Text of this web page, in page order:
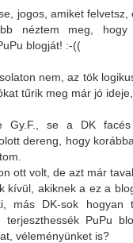
jogos, amiket felvetsz,
néztem meg, hogy
blogját! :-((
nem, az tök
tűrik meg már jó ideje,
Gy.F., se a DK
dereng, hogy
ott volt, de azt már
kívül, akiknek a ez a
más DK-sok hogyan
terjeszthessék PuPu
véleményünket is?